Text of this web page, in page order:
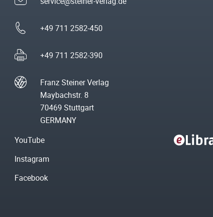
+49 711 2582-450
+49 711 2582-390
Franz Steiner Verlag
Maybachstr. 8
70469 Stuttgart
GERMANY
YouTube
Instagram
Facebook